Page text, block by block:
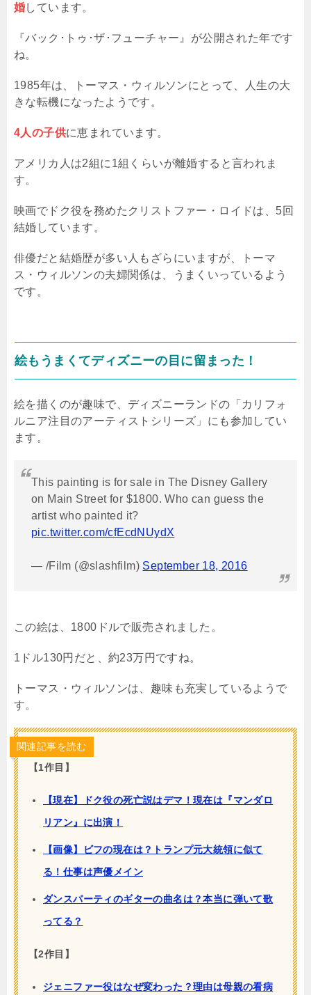
婚しています。
『バック･トゥ･ザ･フューチャー』が公開された年です
ね。
1985年は、トーマス・ウィルソンにとって、人生の大
きな転機になったようです。
4人の子供に恵まれています。
アメリカ人は2組に1組くらいが離婚すると言われま
す。
映画でドク役を務めたクリストファー・ロイドは、5回
結婚しています。
俳優だと結婚歴が多い人もざらにいますが、トーマ
ス・ウィルソンの夫婦関係は、うまくいっているよう
です。
絵もうまくてディズニーの目に留まった！
絵を描くのが趣味で、ディズニーランドの「カリフォ
ルニア注目のアーティストシリーズ」にも参加してい
ます。
This painting is for sale in The Disney Gallery
on Main Street for $1800. Who can guess the
artist who painted it?
pic.twitter.com/cfEcdNUydX
— /Film (@slashfilm) September 18, 2016
この絵は、1800ドルで販売されました。
1ドル130円だと、約23万円ですね。
トーマス・ウィルソンは、趣味も充実しているようで
す。
関連記事を読む
【1作目】
【現在】ドク役の死亡説はデマ！現在は『マンダロ
リアン』に出演！
【画像】ビフの現在は？トランプ元大統領に似て
る！仕事は声優メイン
ダンスパーティのギターの曲名は？本当に弾いて歌
ってる？
【2作目】
ジェニファー役はなぜ変わった？理由は母親の看病